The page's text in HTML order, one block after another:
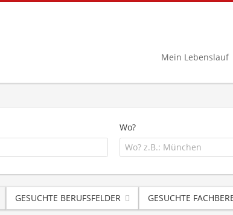
Mein Lebenslauf
Wo?
GESUCHTE BERUFSFELDER GESUCHTE